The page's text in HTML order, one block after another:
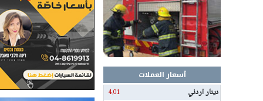
أسعار العملات
دينار اردني
4.01